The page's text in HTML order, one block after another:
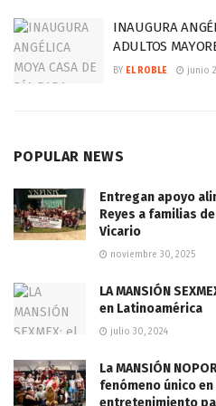
INAUGURA
ADULTOS
BY EL ROBLE junio
POPULAR NEWS
Entregan apoyo
Reyes a familias
Vicario
noviembre 30, 2025
LA MANSIÓN
en Latinoamérica
julio 30, 2024
La MANSIÓN
fenómeno único
entretenimiento